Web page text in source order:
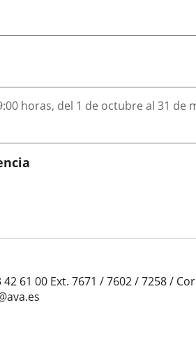
horas, del 1 de octubre al 31 de
61 00 Ext. 7671 / 7602 / 7258 /­­